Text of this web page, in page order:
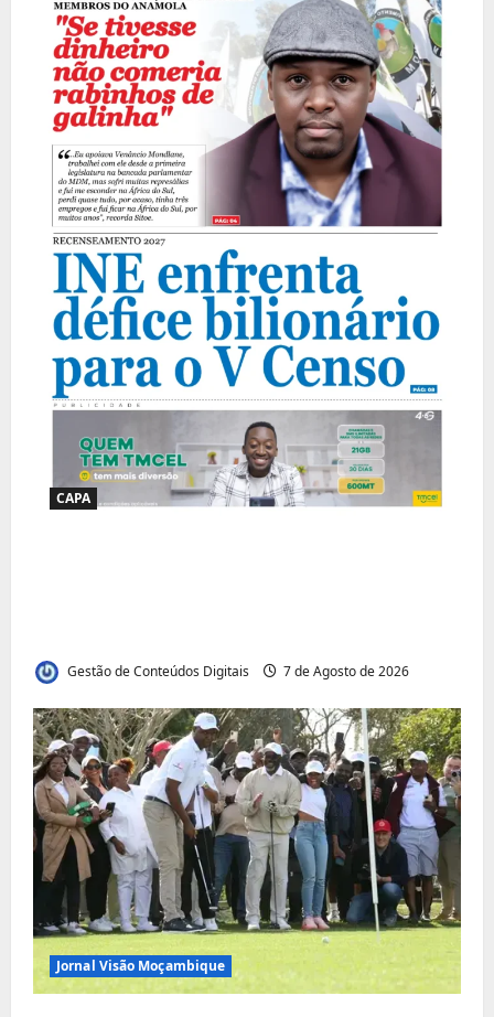
CAPA
Gestão de Conteúdos Digitais 7 de Agosto de 2026
Jornal Visão Moçambique